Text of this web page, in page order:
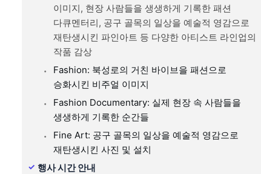
이미지, 현장 사람들을 생생하게 기록한 패션
다큐멘터리, 공구 골목의 일상을 예술적 영감으로
재탄생시킨 파인아트 등 다양한 아티스트 라인업의
작품 감상
Fashion: 북성로의 거친 바이브을 패션으로
승화시킨 비주얼 이미지
Fashion Documentary: 실제 현장 속 사람들을
생생하게 기록한 순간들
Fine Art: 공구 골목의 일상을 예술적 영감으로
재탄생시킨 사진 및 설치
행사 시간 안내